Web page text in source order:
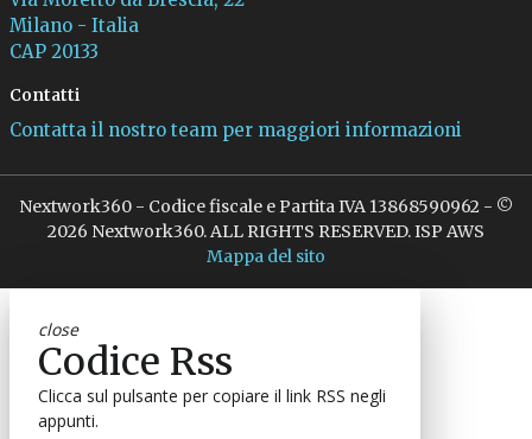
Milano - Italia
CAP 20133
Contatti
Contatta il nostro team per maggiori informazioni
Nextwork360 - Codice fiscale e Partita IVA 13868590962 - ©
2026 Nextwork360. ALL RIGHTS RESERVED. ISP AWS
Mappa del sito
close
Codice Rss
Clicca sul pulsante per copiare il link RSS negli
appunti.